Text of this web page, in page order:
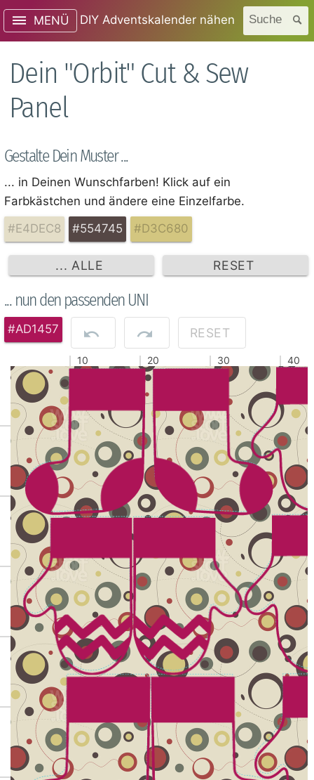
MENÜ DIY Adventskalender nähen Suche
Dein "Orbit" Cut & Sew
Panel
Gestalte Dein Muster ...
... in Deinen Wunschfarben! Klick auf ein
Farbkästchen und ändere eine Einzelfarbe.
#E4DEC8
#554745 #D3C680
... ALLE RESET
... nun den passenden UNI
#AD1457 RESET